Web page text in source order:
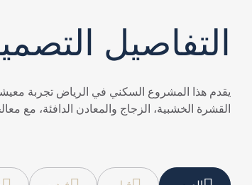
التفاصيل
يقدم هذا المشروع السكني في الرياض تجربة
القشرة الخشبية، الزجاج والمعادن الدافئة، مع